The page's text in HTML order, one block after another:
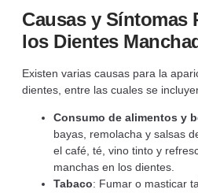
Causas y Síntomas
los Dientes
Existen varias causas para la
dientes, entre las cuales se
Consumo de alimentos y
bayas, remolacha y salsas
el café, té, vino tinto y
manchas en los dientes.
Tabaco: Fumar o masticar